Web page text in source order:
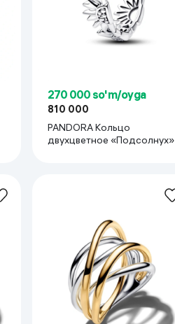
270 000 so'm/oyga
810 000
PANDORA Кольцо
двухцветное «Подсолнух»